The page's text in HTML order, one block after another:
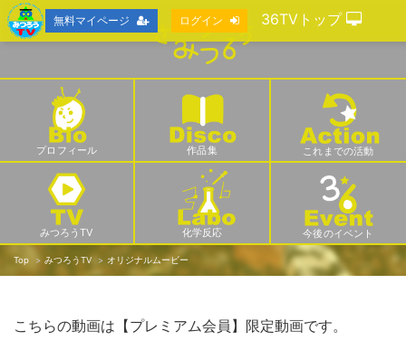
プロフィール 作品集 これまでの活動
みつろうTV 化学反応 今後のイベント
Top みつろうTV オリジナルムービー
こちらの動画は【プレミアム会員】限定動画です。
無料マイページ ログイン 36TVトップ